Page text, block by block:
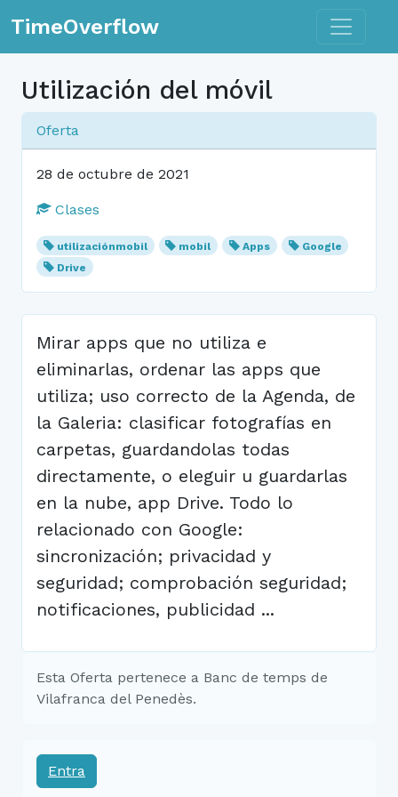
TimeOverflow Toggle
Utilización del móvil
Oferta
28 de octubre de 2021
Clases
utilizaciónmobil mobil Apps
Google
Drive
Mirar apps que no utiliza e
eliminarlas, ordenar las apps que
utiliza; uso correcto de la Agenda, de
la Galeria: clasificar fotografías en
carpetas, guardandolas todas
directamente, o eleguir u guardarlas
en la nube, app Drive. Todo lo
relacionado con Google:
sincronización; privacidad y
seguridad; comprobación seguridad;
notificaciones, publicidad ...
Esta Oferta pertenece a Banc de temps de
Vilafranca del Penedès.
Entra